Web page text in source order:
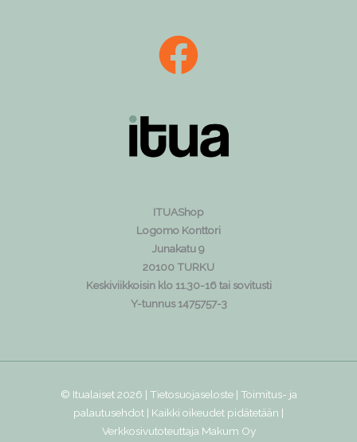
ITUAShop
Logomo Konttori
Junakatu 9
20100 TURKU
Keskiviikkoisin klo 11.30-16 tai sovitusti
Y-tunnus 1475757-3
© Itualaiset 2026 | Tietosuojaseloste| Toimitus- ja
palautusehdot | Kaikki oikeudet pidätetään |
Verkkosivutoteuttaja Makum Oy